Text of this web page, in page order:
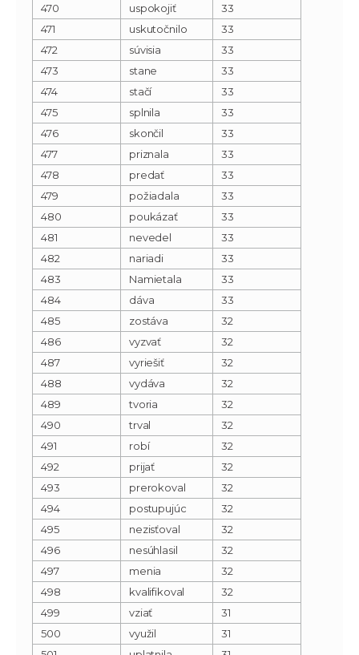
470
uspokojiť
33
471
uskutočnilo
33
472
súvisia
33
473
stane
33
474
stačí
33
475
splnila
33
476
skončil
33
477
priznala
33
478
predať
33
479
požiadala
33
480
poukázať
33
481
nevedel
33
482
nariadi
33
483
Namietala
33
484
dáva
33
485
zostáva
32
486
vyzvať
32
487
vyriešiť
32
488
vydáva
32
489
tvoria
32
490
trval
32
491
robí
32
492
prijať
32
493
prerokoval
32
494
postupujúc
32
495
nezisťoval
32
496
nesúhlasil
32
497
menia
32
498
kvalifikoval
32
499
vziať
31
500
využil
31